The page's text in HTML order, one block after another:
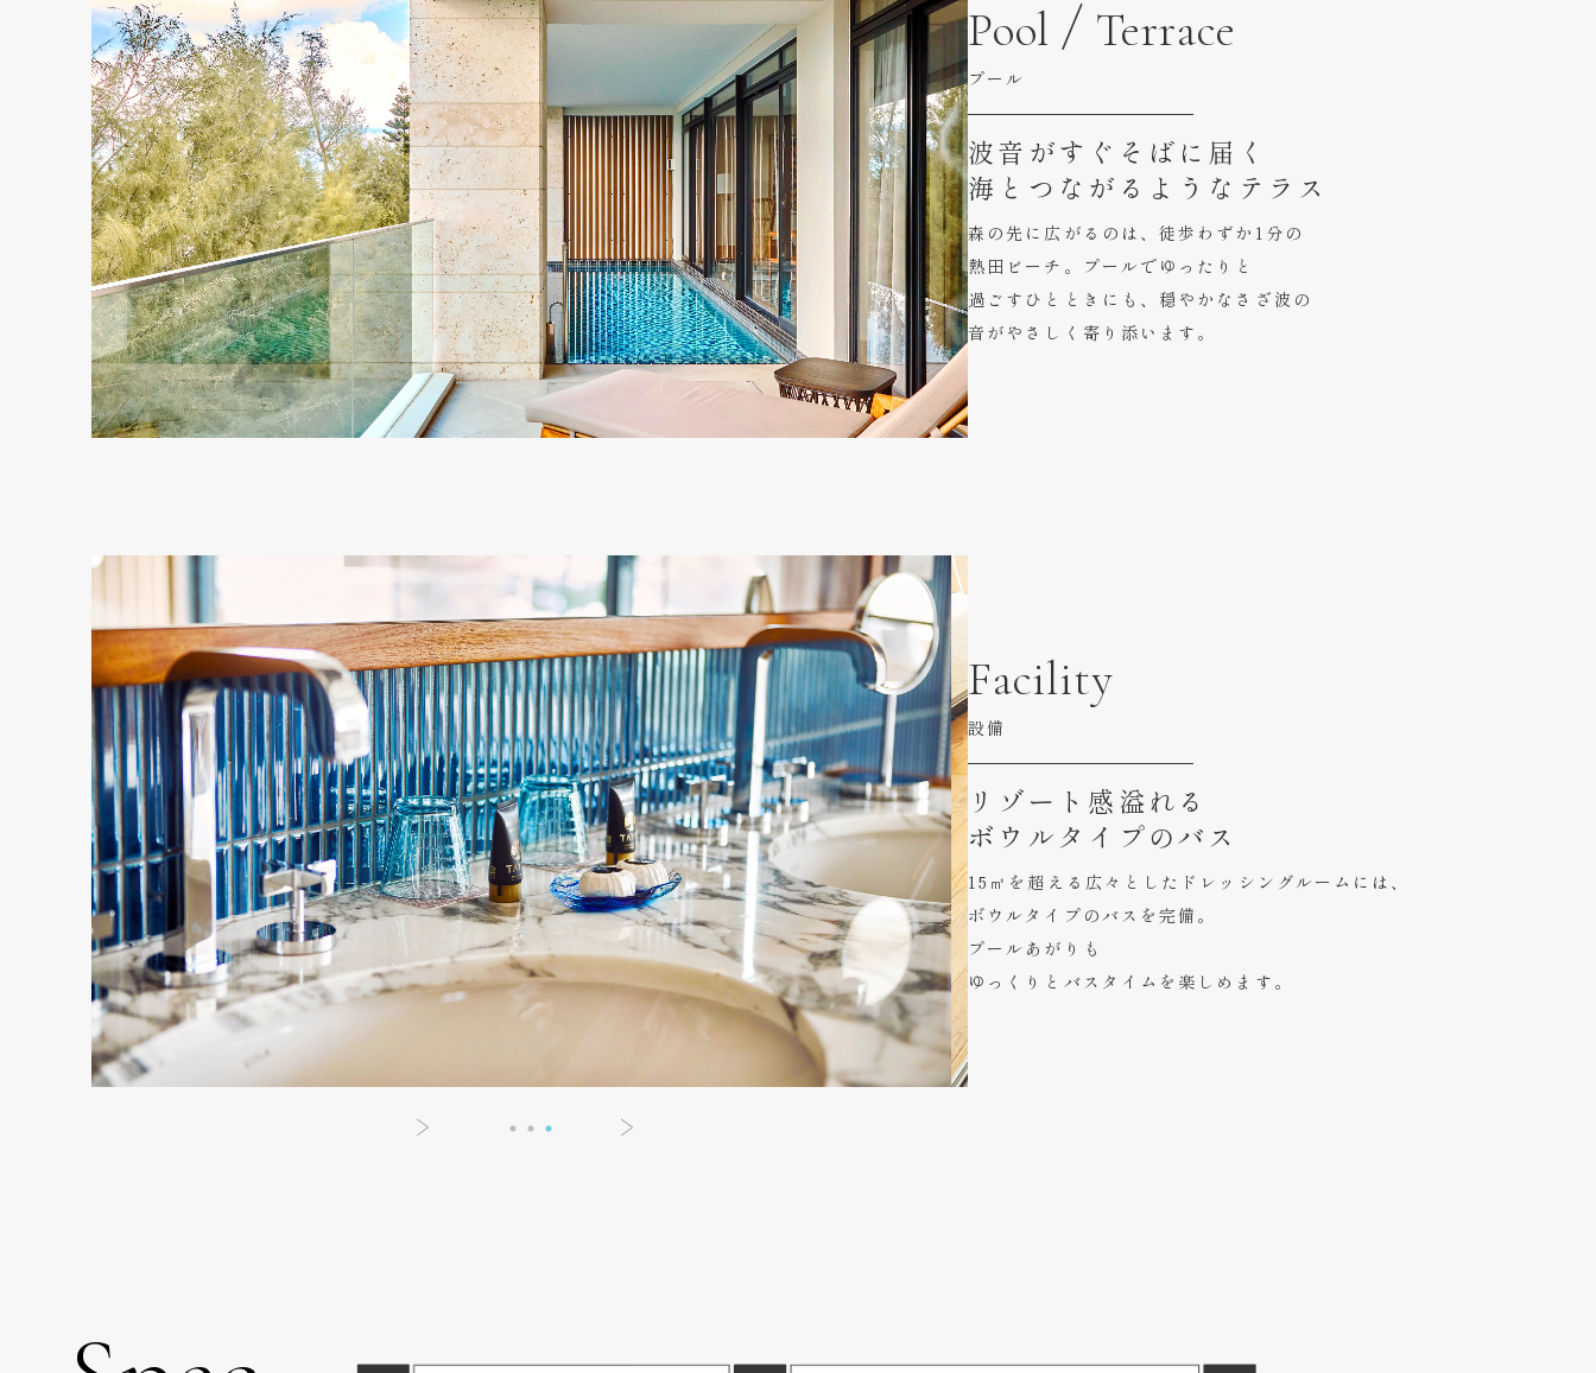
Pool / Terrace
プール
波音がすぐそばに届く
海とつながるようなテラス
森の先に広がるのは、徒歩わずか1分の
熱田ビーチ。プールでゆったりと
過ごすひとときにも、穏やかなさざ波の
音がやさしく寄り添います。
Facility
設備
リゾート感溢れる
ボウルタイプのバス
15㎡を超える広々としたドレッシングルームには、
ボウルタイプのバスを完備。
プールあがりも
ゆっくりとバスタイムを楽しめます。